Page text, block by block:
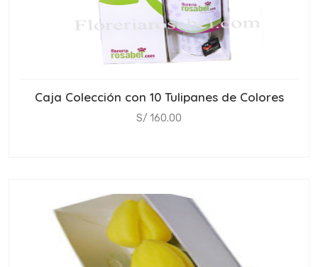
Caja Colección con 10 Tulipanes de Colores
S/ 160.00